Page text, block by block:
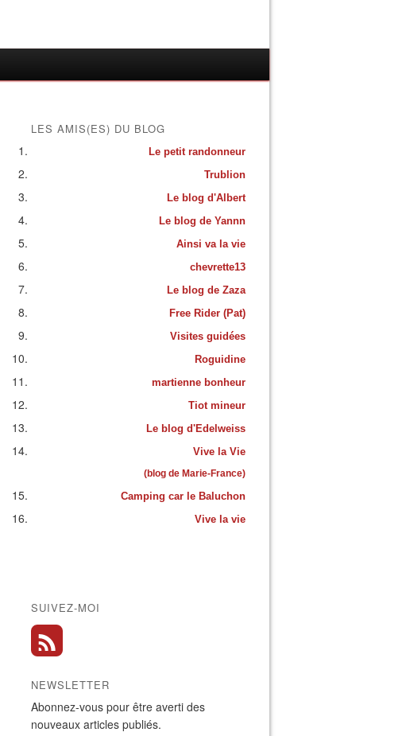
LES AMIS(ES) DU BLOG
Le petit randonneur
Trublion
Le blog d'Albert
Le blog de Yannn
Ainsi va la vie
chevrette13
Le blog de Zaza
Free Rider (Pat)
Visites guidées
Roguidine
martienne bonheur
Tiot mineur
Le blog d'Edelweiss
Vive la Vie
(blog de Marie-France)
Camping car le Baluchon
Vive la vie
SUIVEZ-MOI
NEWSLETTER
Abonnez-vous pour être averti des
nouveaux articles publiés.